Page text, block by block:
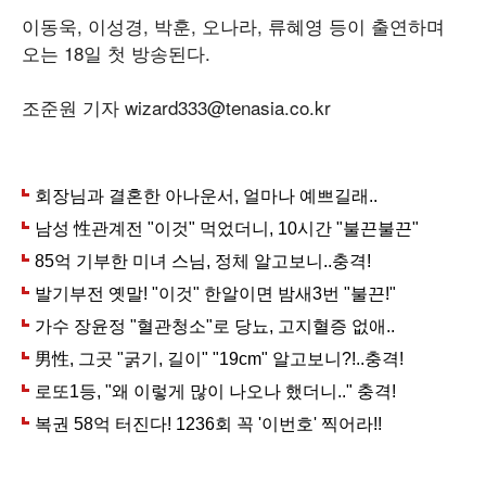
이동욱, 이성경, 박훈, 오나라, 류혜영 등이 출연하며
오는 18일 첫 방송된다.
조준원 기자 wizard333@tenasia.co.kr